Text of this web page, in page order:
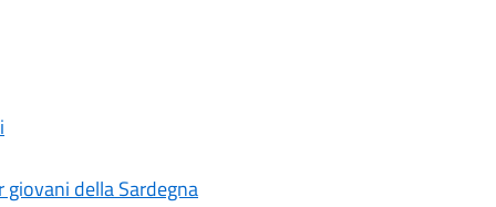
della Sardegna